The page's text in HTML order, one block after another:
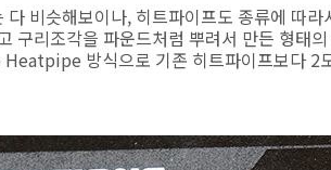
비슷해보이나, 히트파이프도 종류에 따
구리조각을 파운드처럼 뿌려서 만든 형태
방식으로 기존 히트파이프보다 2